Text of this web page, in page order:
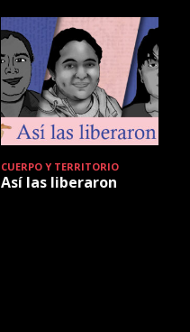
CUERPO Y TERRITORIO
Así las liberaron